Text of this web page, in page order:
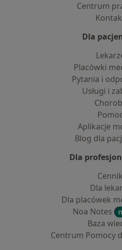
Centrum
Dla
Placówki
Pytania i
Usługi i
Aplikacje
Blog dla
Dla
Cennik
Dla
Dla placówek
Noa Notes
Baza
Centrum Pomocy